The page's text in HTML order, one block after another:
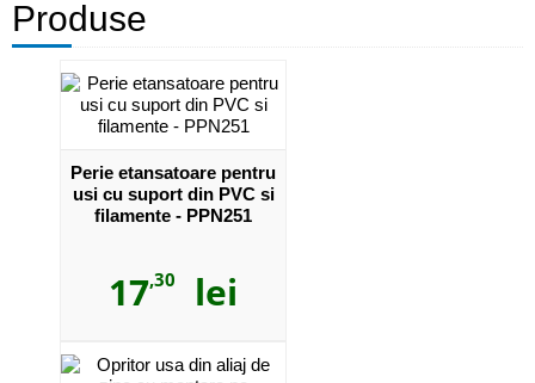
Produse
Perie etansatoare pentru
usi cu suport din PVC si
filamente - PPN251
17,30 lei